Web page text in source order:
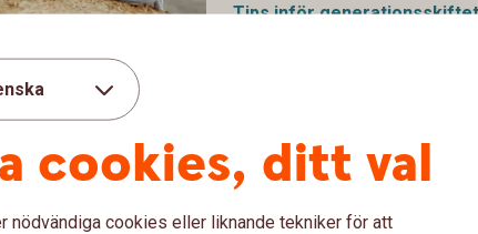
Tips införgenerationsskiftet
– så
cookies, ditt val
nödvändiga cookies eller liknande tekniker för att